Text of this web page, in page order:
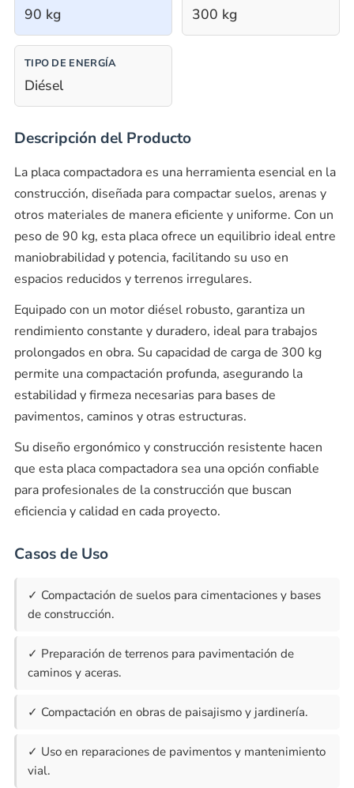
90 kg 300 kg
TIPO DE ENERGÍA
Diésel
Descripción del Producto
La placa compactadora es una herramienta esencial en la
construcción, diseñada para compactar suelos, arenas y
otros materiales de manera eficiente y uniforme. Con un
peso de 90 kg, esta placa ofrece un equilibrio ideal entre
maniobrabilidad y potencia, facilitando su uso en
espacios reducidos y terrenos irregulares.
Equipado con un motor diésel robusto, garantiza un
rendimiento constante y duradero, ideal para trabajos
prolongados en obra. Su capacidad de carga de 300 kg
permite una compactación profunda, asegurando la
estabilidad y firmeza necesarias para bases de
pavimentos, caminos y otras estructuras.
Su diseño ergonómico y construcción resistente hacen
que esta placa compactadora sea una opción confiable
para profesionales de la construcción que buscan
eficiencia y calidad en cada proyecto.
Casos de Uso
✓ Compactación de suelos para cimentaciones y bases
de construcción.
✓ Preparación de terrenos para pavimentación de
caminos y aceras.
✓ Compactación en obras de paisajismo y jardinería.
✓ Uso en reparaciones de pavimentos y mantenimiento
vial.